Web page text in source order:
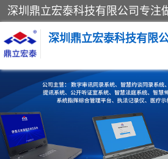
深圳鼎立宏泰科技有限
同步录音录像设备 便
数字法庭 听